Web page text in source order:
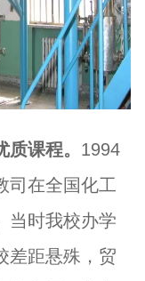
课程。 1994
司在全国化工
当时我校办学
差距悬殊，贸